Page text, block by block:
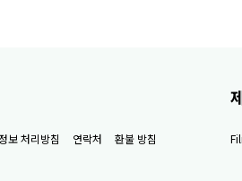
보 처리방침 연락처 환불 방침